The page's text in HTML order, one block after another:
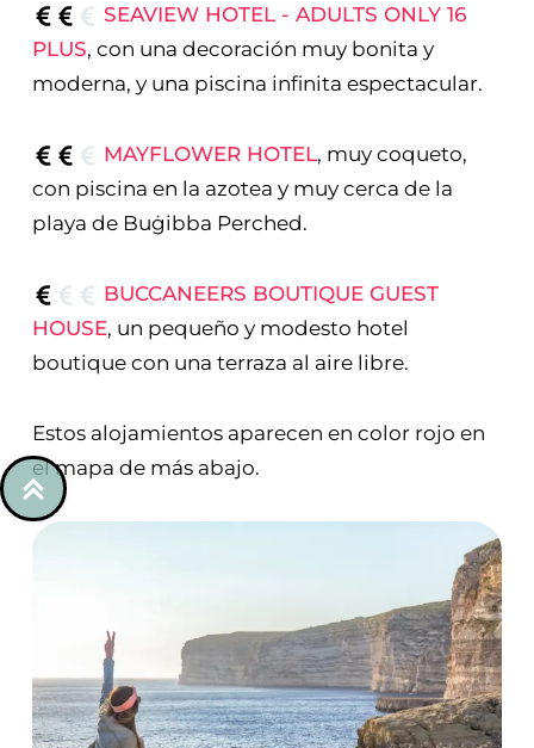
SEAVIEW HOTEL - ADULTS ONLY 16
PLUS, con una decoración muy bonita y
moderna, y una piscina infinita espectacular.
MAYFLOWER HOTEL, muy coqueto,
con piscina en la azotea y muy cerca de la
playa de Buġibba Perched.
BUCCANEERS BOUTIQUE GUEST
HOUSE, un pequeño y modesto hotel
boutique con una terraza al aire libre.
Estos alojamientos aparecen en color rojo en
el mapa de más abajo.